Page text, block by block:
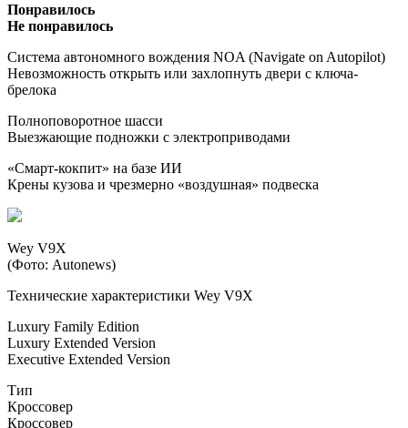
Понравилось
Не понравилось
Система автономного вождения NOA (Navigate on Autopilot)
Невозможность открыть или захлопнуть двери с ключа-
брелока
Полноповоротное шасси
Выезжающие подножки с электроприводами
«Смарт-кокпит» на базе ИИ
Крены кузова и чрезмерно «воздушная» подвеска
Wey V9X
(Фото: Autonews)
Технические характеристики Wey V9X
Luxury Family Edition
Luxury Extended Version
Executive Extended Version
Тип
Кроссовер
Кроссовер